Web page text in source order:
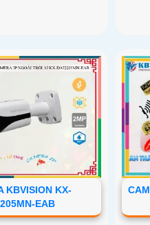
KBVISION KX-
EAB